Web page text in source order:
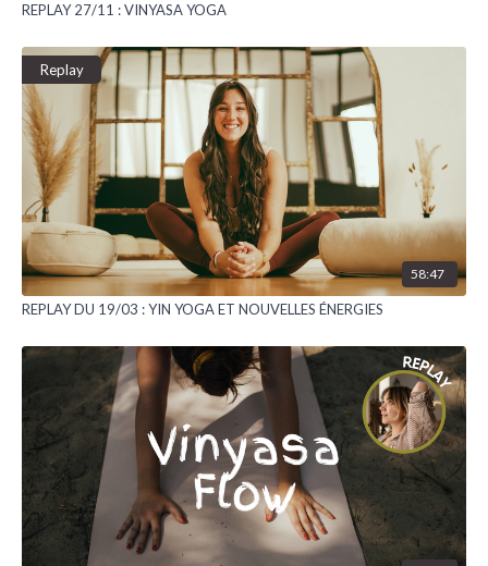
REPLAY 27/11 : VINYASA YOGA
Replay
58:47
REPLAY DU 19/03 : YIN YOGA ET NOUVELLES ÉNERGIES